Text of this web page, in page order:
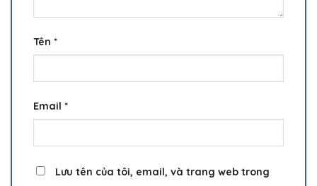
Tên *
Email *
Lưu tên của tôi, email, và trang web trong